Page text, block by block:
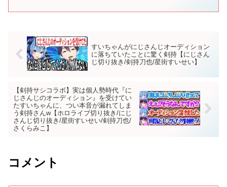
すいちゃんがにじさんじオーディション
に落ちていたことに驚く剣持【にじさん
じ切り抜き/剣持刀也/星街すいせい】
【剣持サシコラボ】実は個人勢時代『に
じさんじのオーディション』を受けてい
たすいちゃんに、つい本音が漏れてしま
う剣持さんw【ホロライブ切り抜き/にじ
さんじ切り抜き/星街すいせい/剣持刀也/
さくらみこ】
コメント